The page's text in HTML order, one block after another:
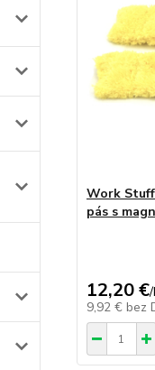
Work
pás s
12,20 €/
9,92 € bez